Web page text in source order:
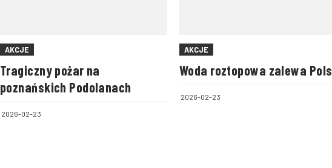
AKCJE
Tragiczny pożar na
poznańskich Podolanach
2026-02-23
AKCJE
Woda roztopowa zalewa
2026-02-23